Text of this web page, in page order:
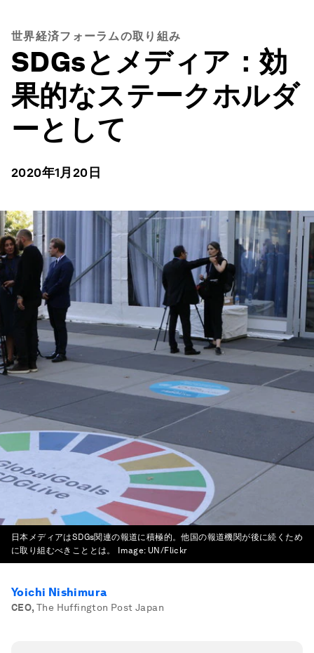
世界経済フォーラムの取り組み
SDGsとメディア：効
果的なステークホルダ
ーとして
2020年1月20日
日本メディアはSDGs関連の報道に積極的。他国の報道機関が後に続くため
に取り組むべきこととは。
Image: UN/Flickr
Yoichi Nishimura
CEO, The Huffington Post Japan